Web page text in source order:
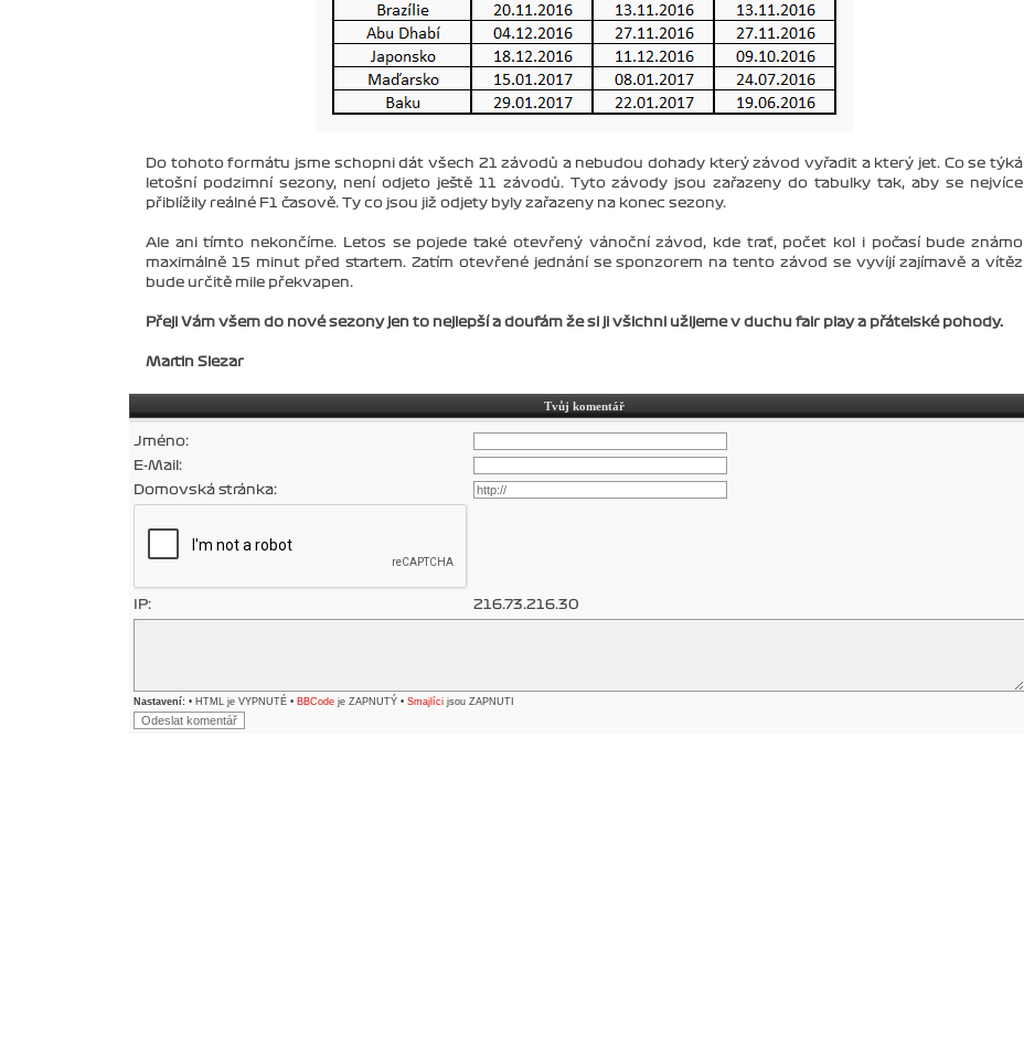
Do tohoto formátu jsme schopni dát všech 21 závodů a nebudou dohady který závod vyřadit a který jet. Co se týká
letošní podzimní sezony, není odjeto ještě 11 závodů. Tyto závody jsou zařazeny do tabulky tak, aby se nejvíce
přiblížily reálné F1 časově. Ty co jsou již odjety byly zařazeny na konec sezony.
Ale ani tímto nekončíme. Letos se pojede také otevřený vánoční závod, kde trať, počet kol i počasí bude známo
maximálně 15 minut před startem. Zatím otevřené jednání se sponzorem na tento závod se vyvíjí zajímavě a vítěz
bude určitě mile překvapen.
Přeji Vám všem do nové sezony jen to nejlepší a doufám že si ji všichni užijeme v duchu fair play a přátelské pohody.
Martin Slezar
Tvůj komentář
Jméno:
E-Mail:
Domovská stránka:
IP: 216.73.216.30
Nastavení: • HTML je VYPNUTÉ • BBCode je ZAPNUTÝ • Smajlíci jsou ZAPNUTI